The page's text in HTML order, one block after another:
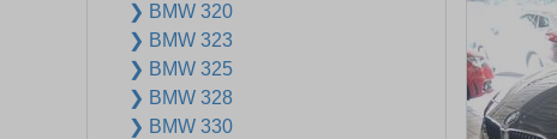
❯ BMW 320
❯ BMW 323
❯ BMW 325
❯ BMW 328
❯ BMW 330